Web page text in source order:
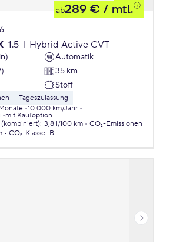
ab289 € / mtl.
1.5-l-Hybrid Active CVT
Automatik
35 km
Stoff
Tageszulassung
10.000 km/Jahr
mit Kaufoption
: 3,8 l/100 km
CO₂-Emissionen
CO₂-Klasse: B